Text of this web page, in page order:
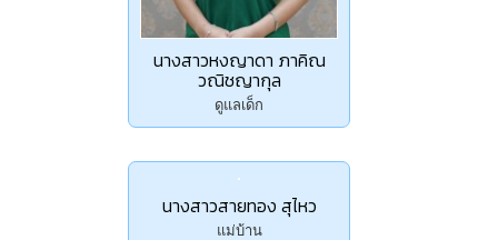
นางสาวหงญาดา ภาคิณ
วณิชญากุล
ดูแลเด็ก
นางสาวสายทอง สุไหว
แม่บ้าน